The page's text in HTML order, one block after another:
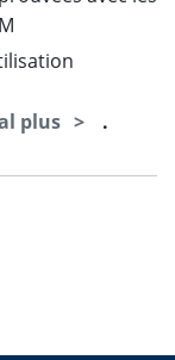
plus .